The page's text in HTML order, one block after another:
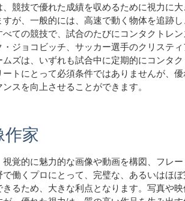
競技で優れた成績を収めるために視力に
が、一般的には、高速で動く物体を追跡
ての競技で、試合のたびにコンタクトレ
ジョコビッチ、サッカー選手のクリステ
ズは、いずれも試合中に定期的にコンタ
トにとって必須条件ではありませんが、
スを向上させることができます。
家
覚的に魅力的な画像や動画を構図、フレ
働くプロにとって、完璧な、あるいはほ
るため、大きな利点となります。写真や